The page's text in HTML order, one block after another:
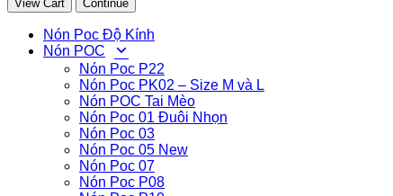
View Cart Continue
Nón Poc Độ Kính
Nón POC
Nón Poc P22
Nón Poc PK02 – Size M và L
Nón POC Tai Mèo
Nón Poc 01 Đuôi Nhọn
Nón Poc 03
Nón Poc 05 New
Nón Poc 07
Nón Poc P08